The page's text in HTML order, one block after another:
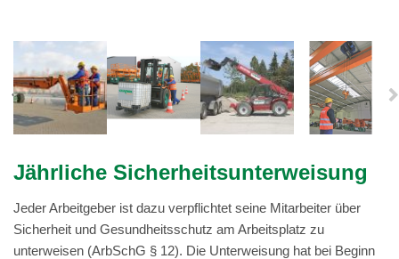
Jährliche Sicherheitsunterweisung
Jeder Arbeitgeber ist dazu verpflichtet seine Mitarbeiter über
Sicherheit und Gesundheitsschutz am Arbeitsplatz zu
unterweisen (ArbSchG § 12). Die Unterweisung hat bei Beginn